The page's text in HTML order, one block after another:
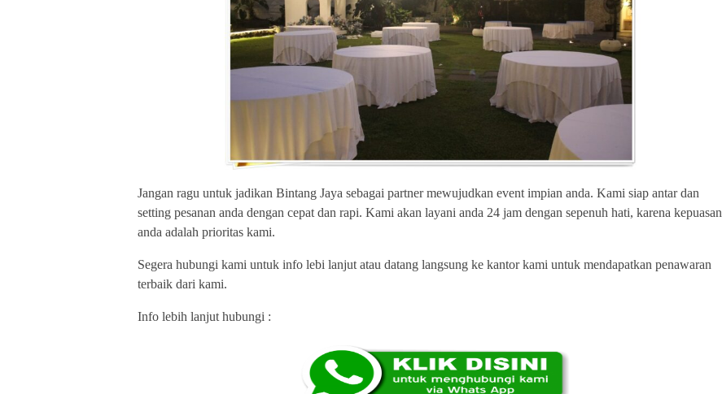
Jangan ragu untuk jadikan Bintang Jaya sebagai partner mewujudkan event impian anda. Kami siap antar dan
setting pesanan anda dengan cepat dan rapi. Kami akan layani anda 24 jam dengan sepenuh hati, karena kepuasan
anda adalah prioritas kami.
Segera hubungi kami untuk info lebi lanjut atau datang langsung ke kantor kami untuk mendapatkan penawaran
terbaik dari kami.
Info lebih lanjut hubungi :